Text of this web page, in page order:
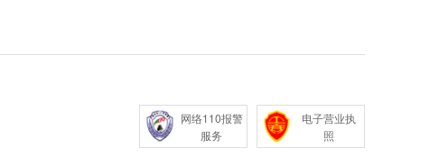
网络110报警
服务
电子营业执
照